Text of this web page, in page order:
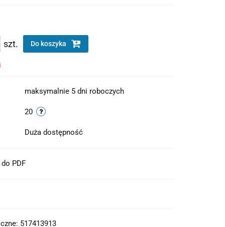
szt. Do koszyka
maksymalnie 5 dni roboczych
20
Duża dostępność
PDF
517413913